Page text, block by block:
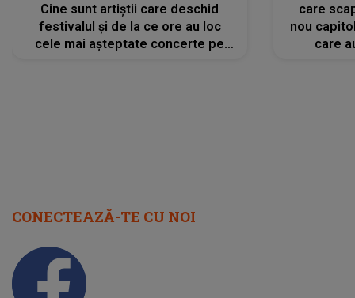
Cine sunt artiștii care deschid
festivalul și de la ce ore au loc
cele mai așteptate concerte pe
care
nou
care
CONECTEAZĂ-TE CU NOI